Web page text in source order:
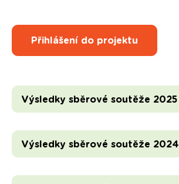
Přihlášení do projektu
Výsledky sběrové soutěže 2025
Výsledky sběrové soutěže 2024